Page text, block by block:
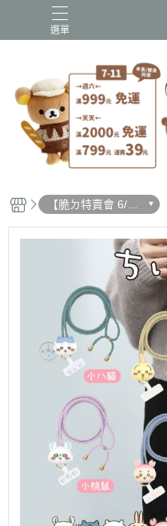
選單
史努比歐拉夫 吉伊卡哇
迪士尼-玩具總動員
【脆ㄉ特賣會 6/19
更新】